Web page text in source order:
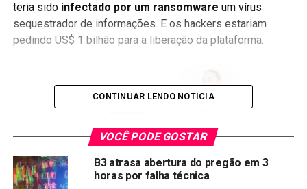
teria sidoinfectado por um ransomware um vírus
sequestrador de informações. E os hackers estariam
pedindo US$ 1 bilhão para a liberação da plataforma.
CONTINUAR LENDO NOTÍCIA
VOCÊ PODE GOSTAR
B3 atrasa abertura do pregão em 3
horas por falha técnica